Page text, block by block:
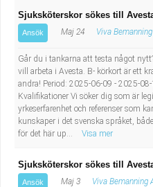
Sjuksköterskor sökes till
Ansök Maj 24 Viva
Går du i tankarna att testa något
vill arbeta i Avesta. B- körkort är ett
andra! Period: 2025-06-09 - 2025-
Kvalifikationer Vi söker dig som är
yrkeserfarenhet och referenser som
kunskaper i det svenska språket,
för det här up...
Visa mer
Sjuksköterskor sökes till
Ansök Maj 3 Viva Bemanning